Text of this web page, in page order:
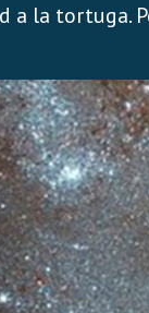
a la tortuga.